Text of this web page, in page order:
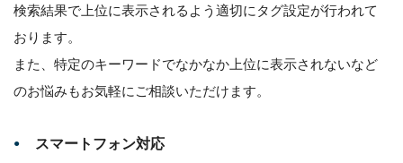
検索結果で上位に表示されるよう適切にタグ設定が行われて
おります。
また、特定のキーワードでなかなか上位に表示されないなど
のお悩みもお気軽にご相談いただけます。
スマートフォン対応